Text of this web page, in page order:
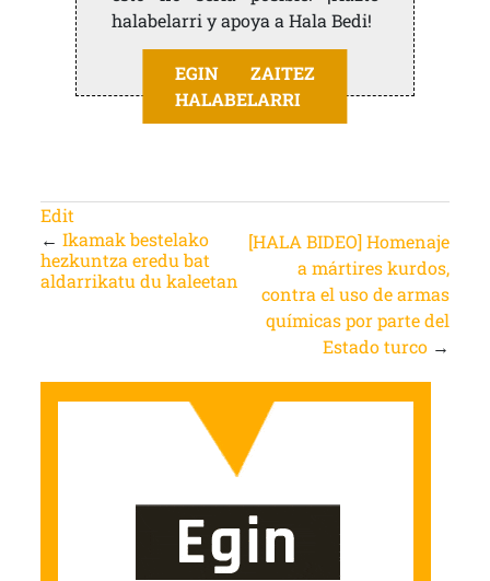
halabelarri y apoya a Hala Bedi!
EGIN ZAITEZ
HALABELARRI
Edit
← Ikamak bestelako
hezkuntza eredu bat
aldarrikatu du kaleetan
[HALA BIDEO] Homenaje
a mártires kurdos,
contra el uso de armas
químicas por parte del
Estado turco →